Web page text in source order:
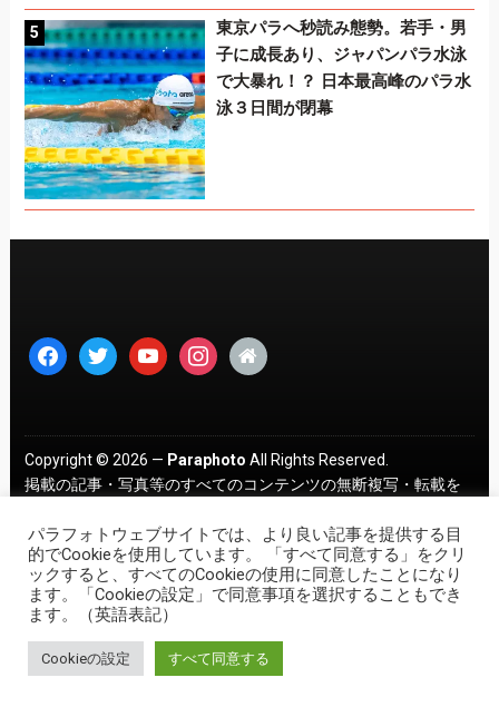
東京パラへ秒読み態勢。若手・男
子に成長あり、ジャパンパラ水泳
で大暴れ！？ 日本最高峰のパラ水
泳３日間が閉幕
facebooktwitter youtubeinstagram
home
Copyright © 2026 — Paraphoto All Rights Reserved.
掲載の記事・写真等のすべてのコンテンツの無断複写・転載を
パラフォトウェブサイトでは、より良い記事を提供する目
的でCookieを使用しています。 「すべて同意する」をクリ
ックすると、すべてのCookieの使用に同意したことになり
ます。「Cookieの設定」で同意事項を選択することもでき
ます。（英語表記）
Cookieの設定 すべて同意する